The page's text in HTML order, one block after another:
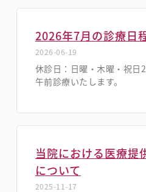
2026年7月の診療日
2026-06-19
休診日：日曜・木曜・祝日
午前診療いたします。
当院における医療提
について
2025-11-17